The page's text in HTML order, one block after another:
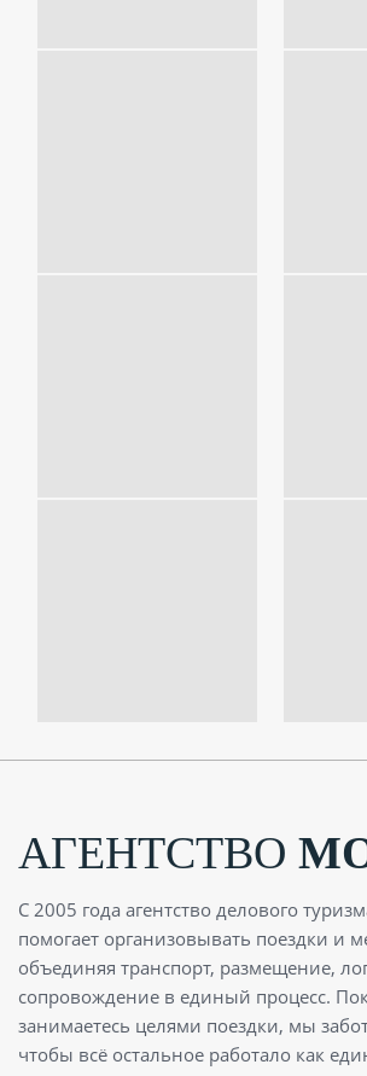
АГЕНТСТВО
С 2005 года агентство делового
помогает организовывать поездки и
объединяя транспорт, размещение,
сопровождение в единый процесс.
занимаетесь целями поездки, мы
чтобы всё остальное работало как